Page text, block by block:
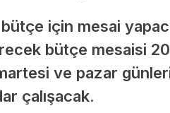
için mesai
bütçe mesaisi
ve pazar günleri
çalışacak.